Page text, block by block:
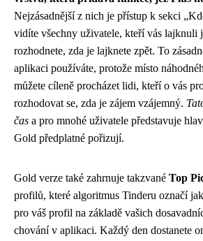
Nejzásadnější z nich je přístup k sekci
vidíte všechny uživatele, kteří vás lajknuli
rozhodnete, zda je lajknete zpět. To
aplikaci používáte, protože místo
můžete cíleně procházet lidi, kteří o vás
rozhodovat se, zda je zájem vzájemný.
čas a pro mnohé uživatele představuje
Gold předplatné pořizují.
Gold verze také zahrnuje takzvané Top
profilů, které algoritmus Tinderu označí
pro váš profil na základě vašich
chování v aplikaci. Každý den dostanete